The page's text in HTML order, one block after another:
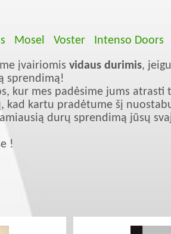
Mosel Voster Intenso Doors
įvairiomis vidaus durimis,
sprendimą!
kur mes padėsime jums
kartu pradėtume šį
durų sprendimą jūsų
!